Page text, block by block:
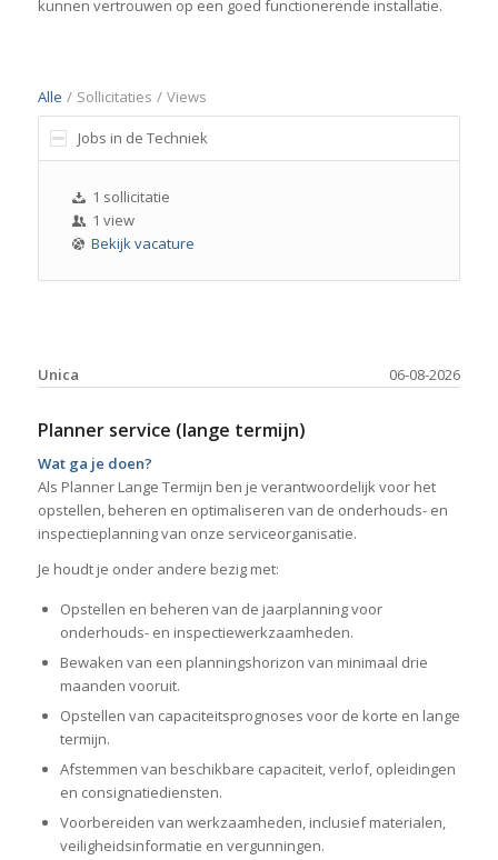
kunnen vertrouwen op een goed functionerende installatie.
Alle / Sollicitaties / Views
Jobs in de Techniek
1 sollicitatie
1 view
Bekijk vacature
06-08-2026
Unica
Planner service (lange termijn)
Wat ga je doen?
Als Planner Lange Termijn ben je verantwoordelijk voor het
opstellen, beheren en optimaliseren van de onderhouds- en
inspectieplanning van onze serviceorganisatie.
Je houdt je onder andere bezig met:
Opstellen en beheren van de jaarplanning voor
onderhouds- en inspectiewerkzaamheden.
Bewaken van een planningshorizon van minimaal drie
maanden vooruit.
Opstellen van capaciteitsprognoses voor de korte en lange
termijn.
Afstemmen van beschikbare capaciteit, verlof, opleidingen
en consignatiediensten.
Voorbereiden van werkzaamheden, inclusief materialen,
veiligheidsinformatie en vergunningen.